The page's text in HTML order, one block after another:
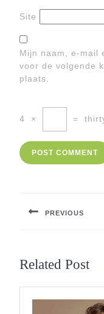
Site
Mijn naam, e-mail
voor de volgende
plaats.
4 × =
PREVIOUS
Related Post